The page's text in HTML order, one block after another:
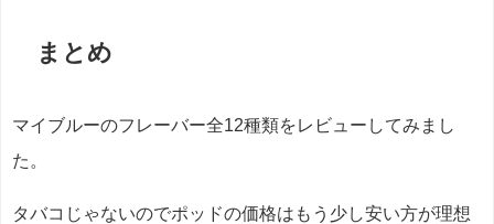
まとめ
マイブルーのフレーバー全12種類をレビューしてみまし
た。
タバコじゃないのでポッドの価格はもう少し安い方が理想